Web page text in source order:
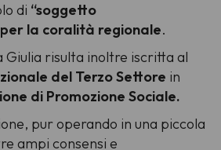
di “soggetto
la coralità regionale.
Giulia risulta inoltre iscritta al
del Terzo Settore in
di Promozione Sociale.
pur operando in una piccola
ampi consensi e